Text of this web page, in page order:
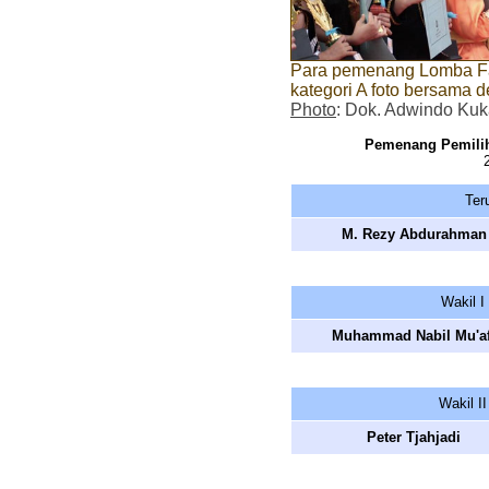
Para pemenang Lomba
kategori A foto bersama
Photo: Dok. Adwindo
Pemenang
M. Rezy Abdurahman
Wakil I
Muhammad Nabil
Wakil II
Peter Tjahjadi